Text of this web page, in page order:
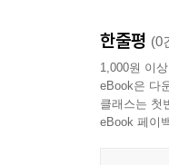
한줄평 (0
1,000원 이
eBook은 다
클래스는 첫
eBook 페이